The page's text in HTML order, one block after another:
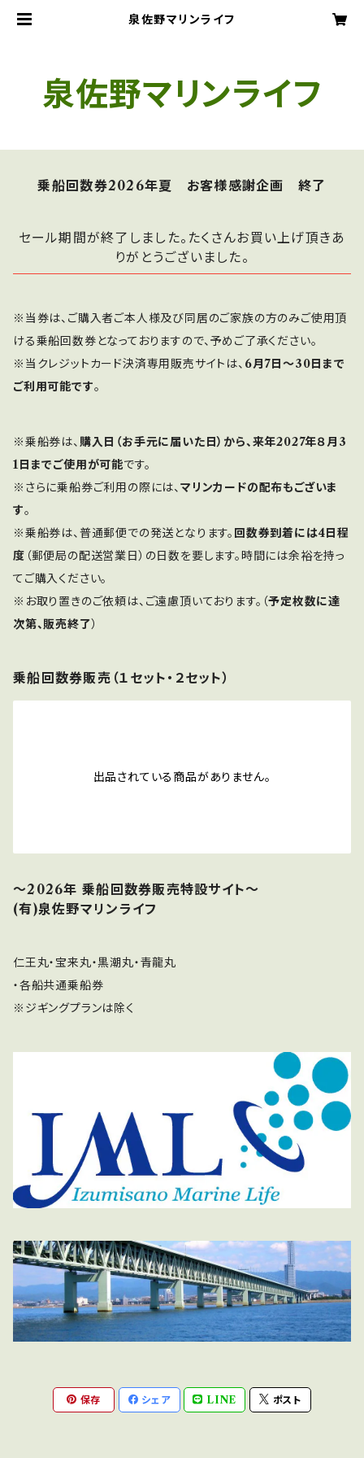
泉佐野マリンライフ
泉佐野マリンライフ
乗船回数券2026年夏 お客様感謝企画 終了
セール期間が終了しました。たくさんお買い上げ頂きあ
りがとうございました。
※当券は、ご購入者ご本人様及び同居のご家族の方のみご使用頂
ける乗船回数券となっておりますので、予めご了承ください。
※当クレジットカード決済専用販売サイトは、 6月7日～30日まで
ご利用可能です。
※乗船券は、購入日（お手元に届いた日）から、来年2027年８月3
1日までご使用が可能です。
※さらに乗船券ご利用の際には、マリンカードの配布もございま
す。
※乗船券は、普通郵便での発送となります。 回数券到着には4日程
度 （郵便局の配送営業日）の日数を要します。時間には余裕を持っ
てご購入ください。
※お取り置きのご依頼は、ご遠慮頂いております。（予定枚数に達
次第、販売終了）
乗船回数券販売（１セット・２セット）
出品されている商品がありません。
～2026年 乗船回数券販売特設サイト～
(有)泉佐野マリンライフ
仁王丸・宝来丸・黒潮丸・青龍丸
・各船共通乗船券
※ジギングプランは除く
保存 シェア LINE ポスト